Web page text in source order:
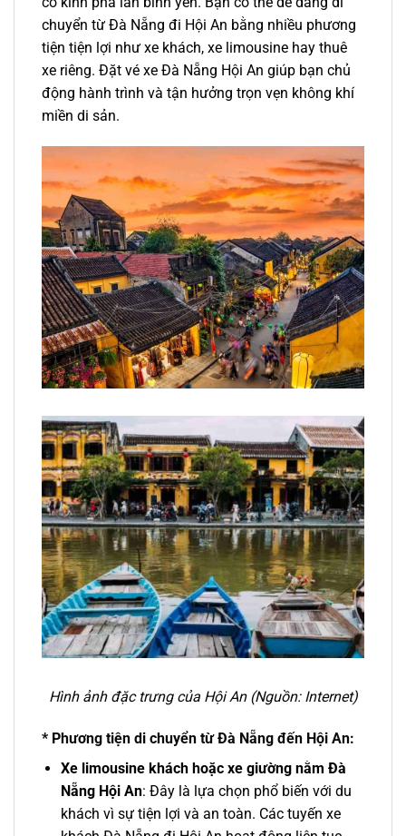
chuyển từ Đà Nẵng đi Hội An bằng nhiều phương
tiện tiện lợi như xe khách, xe limousine hay thuê
xe riêng. Đặt vé xe Đà Nẵng Hội An giúp bạn chủ
động hành trình và tận hưởng trọn vẹn không khí
miền di sản.
Hình ảnh đặc trưng của Hội An (Nguồn: Internet)
* Phương tiện di chuyển từ Đà Nẵng đến Hội An:
Xe limousine khách hoặc xe giường nằm Đà
Nẵng Hội An: Đây là lựa chọn phổ biến với du
khách vì sự tiện lợi và an toàn. Các tuyến xe